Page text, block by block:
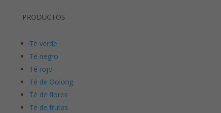
PRODUCTOS
Té verde
Té negro
Té rojo
Té de Oolong
Té de flores
Té de frutas